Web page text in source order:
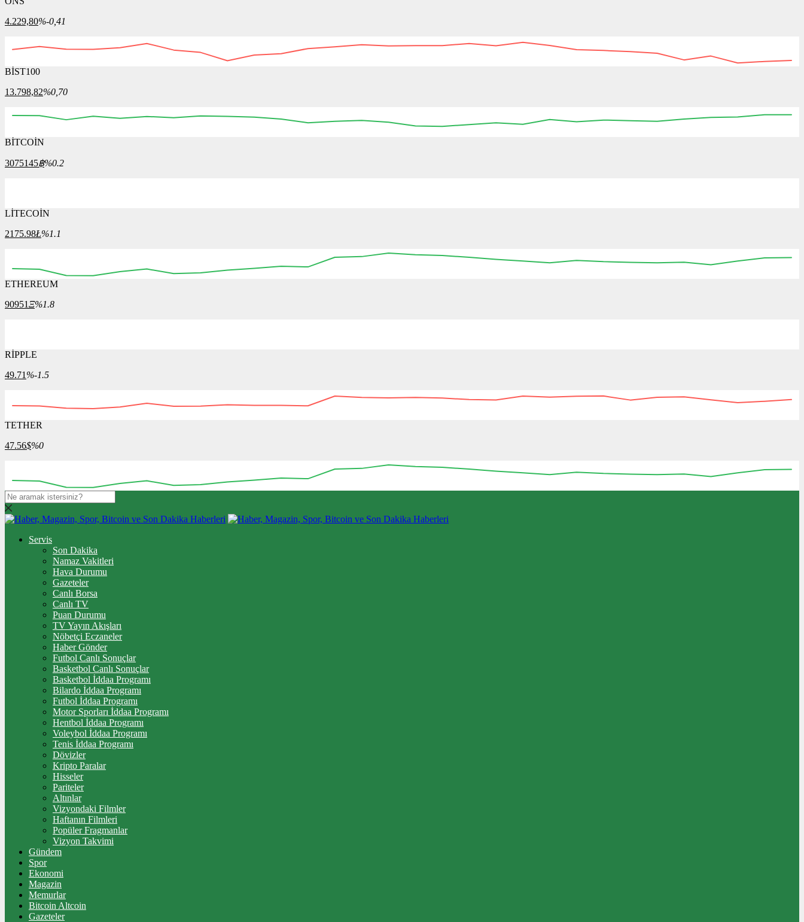
4.229,80%-0,41
BİST100
13.798,82%0,70
BİTCOİN
3075145฿%0.2
LİTECOİN
2175.98Ł%1.1
ETHEREUM
90951Ξ%1.8
RİPPLE
49.71 %-1.5
TETHER
47.56$%0
Servis
Son Dakika
Namaz Vakitleri
Hava Durumu
Gazeteler
Canlı Borsa
Canlı TV
Puan Durumu
TV Yayın Akışları
Nöbetçi Eczaneler
Haber Gönder
Futbol Canlı Sonuçlar
Basketbol Canlı Sonuçlar
Basketbol İddaa Programı
Bilardo İddaa Programı
Futbol İddaa Programı
Motor Sporları İddaa Programı
Hentbol İddaa Programı
Voleybol İddaa Programı
Tenis İddaa Programı
Dövizler
Kripto Paralar
Hisseler
Pariteler
Altınlar
Vizyondaki Filmler
Haftanın Filmleri
Popüler Fragmanlar
Vizyon Takvimi
Gündem
Spor
Ekonomi
Magazin
Memurlar
Bitcoin Altcoin
Gazeteler